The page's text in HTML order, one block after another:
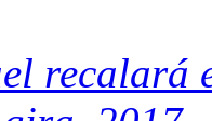
recalará